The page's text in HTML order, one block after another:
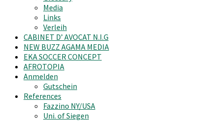
Media
Links
Verleih
CABINET D’ AVOCAT N.I.G
NEW BUZZ AGAMA MEDIA
EKA SOCCER CONCEPT
AFROTOPIA
Anmelden
Gutschein
References
Fazzino NY/USA
Uni. of Siegen